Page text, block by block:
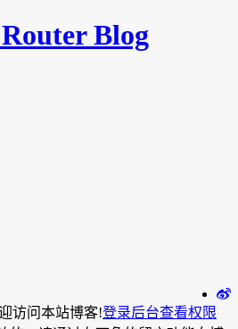
访问本站博客!登录后台查看权限